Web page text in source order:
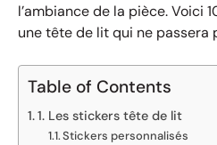
l’ambiance de la pièce. Voici
une tête de lit qui ne passera
Table of Contents
1. Les stickers tête de lit
Stickers personnalisés